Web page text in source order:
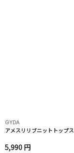
GYDA
アメスリリブニットトップス
5,990 円